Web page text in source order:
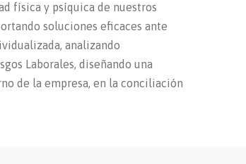
física y psíquica de nuestros
soluciones eficaces ante
analizando
Laborales, diseñando una
de la empresa, en la conciliación